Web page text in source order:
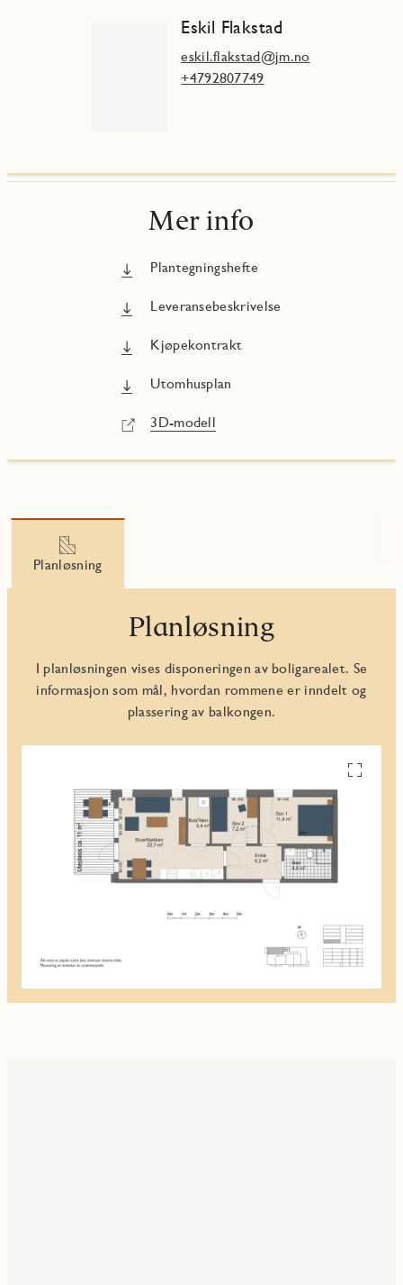
Eskil Flakstad
eskil.flakstad@jm.no
+4792807749
Mer info
Plantegningshefte
Leveransebeskrivelse
Kjøpekontrakt
Utomhusplan
3D-modell
Planløsning
Planløsning
I planløsningen vises disponeringen av boligarealet. Se
informasjon som mål, hvordan rommene er inndelt og
plassering av balkongen.
Se